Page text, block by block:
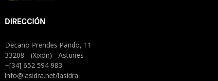
DIRECCIÓN
Decano Prendes Pando, 11
33208 - (Xixón) - Asturies
+[34] 652 594 983
info@lasidra.net/lasidra